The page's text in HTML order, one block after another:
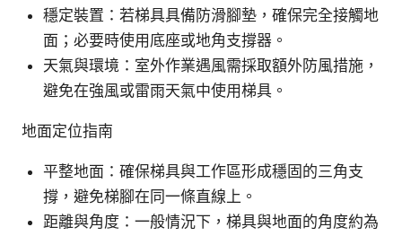
穩定裝置：若梯具具備防滑腳墊，確保完全接觸地
面；必要時使用底座或地角支撐器。
天氣與環境：室外作業遇風需採取額外防風措施，
避免在強風或雷雨天氣中使用梯具。
地面定位指南
平整地面：確保梯具與工作區形成穩固的三角支
撐，避免梯腳在同一條直線上。
距離與角度：一般情況下，梯具與地面的角度約為